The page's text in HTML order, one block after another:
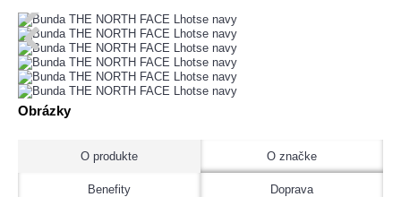
Obrázky
O produkte O značke
Benefity Doprava